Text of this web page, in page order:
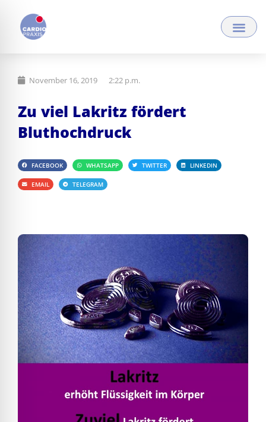
Inhalt
springen
November 16, 2019 2:22 p.m.
Zu viel Lakritz fördert
Bluthochdruck
FACEBOOK WHATSAPP TWITTER LINKEDIN
EMAIL TELEGRAM